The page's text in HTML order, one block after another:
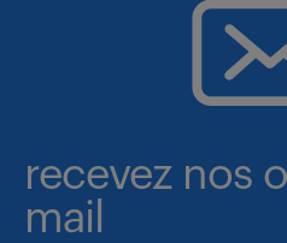
recevez nos
mail